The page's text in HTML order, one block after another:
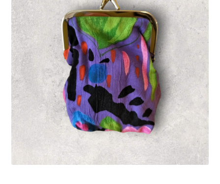
Yhteystiedot
Tietoja
Facebook
Peruutukset